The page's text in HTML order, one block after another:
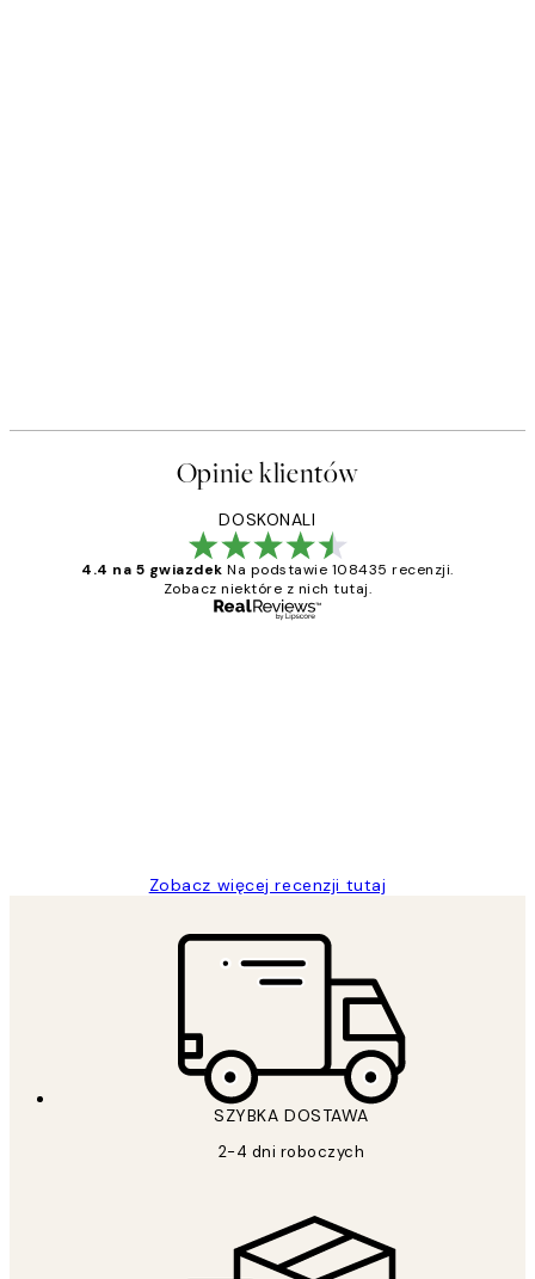
Opinie klientów
DOSKONALI
4.4 na 5 gwiazdek Na podstawie 108435 recenzji.
Zobacz niektóre z nich tutaj.
Zobacz więcej recenzji tutaj
SZYBKA DOSTAWA
2-4 dni roboczych